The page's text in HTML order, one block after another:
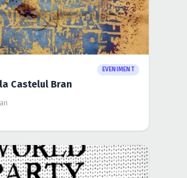
EVENIMENT
The Gin Factory din